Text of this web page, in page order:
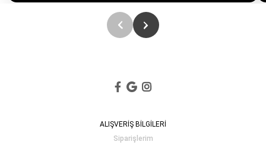
ALIŞVERİŞ BİLGİLERİ
Siparişlerim